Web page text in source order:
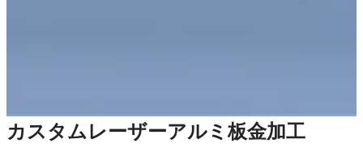
カスタムレーザーアルミ板金加工